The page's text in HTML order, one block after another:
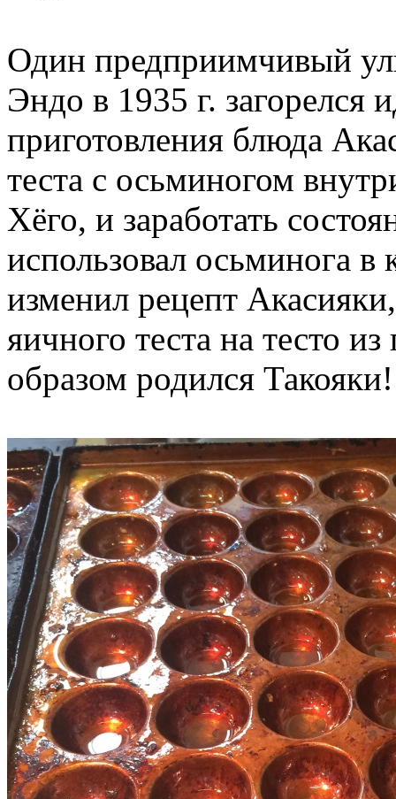
Один предприимчивый
Эндо в 1935 г. загорелся
приготовления блюда
теста с осьминогом
Хёго, и заработать
использовал осьминога в
изменил рецепт
яичного теста на тесто
образом родился Такояки!